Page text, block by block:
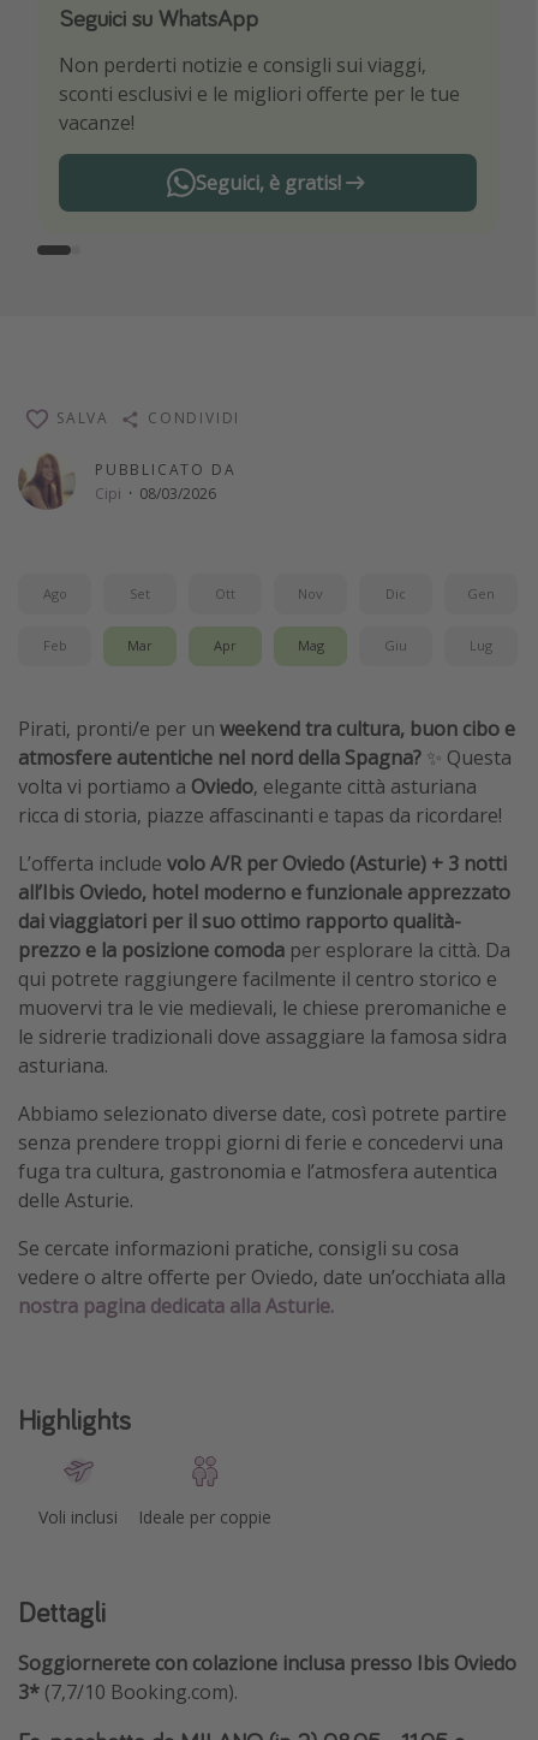
Seguici su WhatsApp
Non perderti notizie e consigli sui viaggi,
sconti esclusivi e le migliori offerte per le tue
vacanze!
Seguici, è gratis!
Scarica la nostra App
Sii il primo a conoscere le migliori offerte di
viaggio
PUBBLICATO DA
Cipi · 08/03/2026
SALVA CONDIVIDI
Ago Set Ott Nov Dic Gen
Feb Mar Apr Mag Giu Lug
Pirati, pronti/e per un weekend tra cultura, buon cibo e
atmosfere autentiche nel nord della Spagna? ✨ Questa
volta vi portiamo a Oviedo, elegante città asturiana
ricca di storia, piazze affascinanti e tapas da ricordare!
L’offerta include volo A/R per Oviedo (Asturie) + 3 notti
all’Ibis Oviedo, hotel moderno e funzionale apprezzato
dai viaggiatori per il suo ottimo rapporto qualità-
prezzo e la posizione comoda per esplorare la città. Da
qui potrete raggiungere facilmente il centro storico e
muovervi tra le vie medievali, le chiese preromaniche e
le sidrerie tradizionali dove assaggiare la famosa sidra
asturiana.
Abbiamo selezionato diverse date, così potrete partire
senza prendere troppi giorni di ferie e concedervi una
fuga tra cultura, gastronomia e l’atmosfera autentica
delle Asturie.
Se cercate informazioni pratiche, consigli su cosa
vedere o altre offerte per Oviedo, date un’occhiata alla
nostra pagina dedicata alla Asturie.
Highlights
Voli inclusi Ideale per coppie
Dettagli
Soggiornerete con colazione inclusa presso Ibis Oviedo
3* (7,7/10 Booking.com).